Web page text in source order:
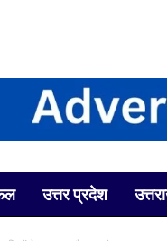
उत्तर प्रदेश